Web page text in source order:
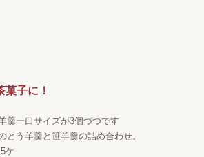
菓子に！
羹一口サイズが3個づつです
とう羊羹と笹羊羹の詰め合わせ。
ケ